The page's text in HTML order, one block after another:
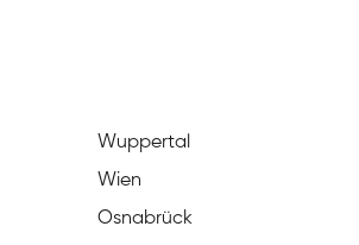
Wuppertal
Wien
Osnabrück